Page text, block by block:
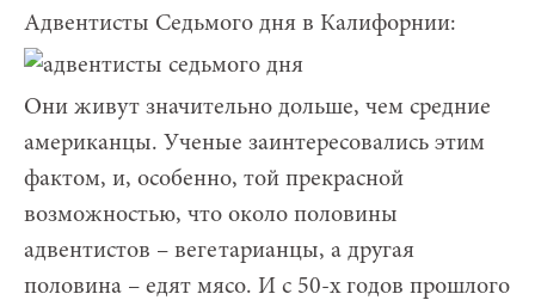
Адвентисты Седьмого дня в Калифорнии:
Они живут значительно дольше, чем средние
американцы. Ученые заинтересовались этим
фактом, и, особенно, той прекрасной
возможностью, что около половины
адвентистов – вегетарианцы, а другая
половина – едят мясо. И с 50-х годов прошлого